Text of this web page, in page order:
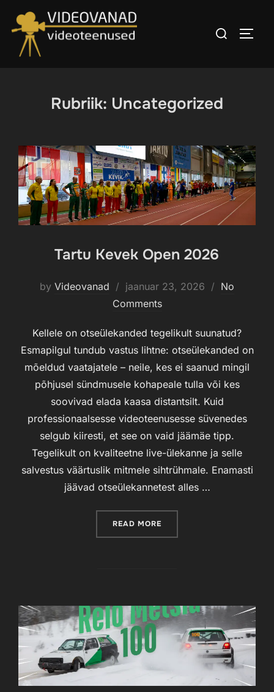
content
Search
Rubriik: Uncategorized
Tartu Kevek Open 2026
by Videovanad
Posted
on
jaanuar 23, 2026
No
Comments
Kellele on otseülekanded tegelikult suunatud?
Esmapilgul tundub vastus lihtne: otseülekanded on
mõeldud vaatajatele – neile, kes ei saanud mingil
põhjusel sündmusele kohapeale tulla või kes
soovivad elada kaasa distantsilt. Kuid
professionaalsesse videoteenusesse süvenedes
selgub kiiresti, et see on vaid jäämäe tipp.
Tegelikult on kvaliteetne live-ülekanne ja selle
salvestus väärtuslik mitmele sihtrühmale. Enamasti
jäävad otseülekannetest alles …
READ MORE